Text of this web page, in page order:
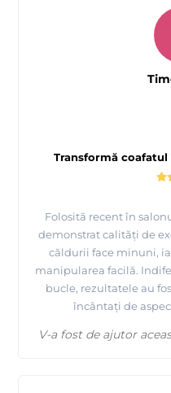
Transformă
Folosită recent în
demonstrat calități de
căldurii face minuni,
manipularea facilă.
bucle, rezultatele au
încântați de
V-a fost de ajutor